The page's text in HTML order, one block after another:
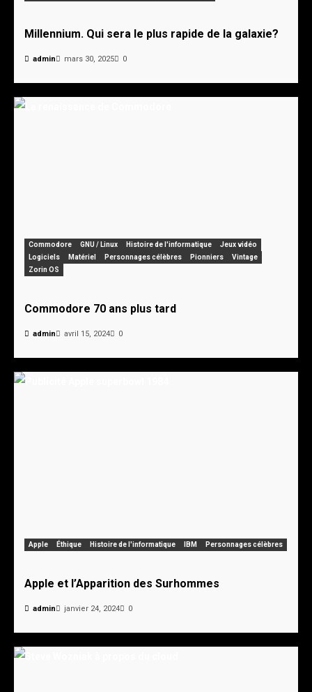
Millennium. Qui sera le plus rapide de la galaxie?
admin mars 30, 2025 0
Commodore GNU / Linux Histoire de l'informatique
Jeux vidéo
Logiciels
Matériel Personnages célèbres Pionniers
Vintage
Zorin OS
Commodore 70 ans plus tard
admin avril 15, 2024 0
Apple Éthique Histoire de l'informatique IBM Personnages célèbres
Apple et l’Apparition des Surhommes
admin janvier 24, 2024 0